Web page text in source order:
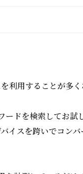
利用することが多く
ードを検索してお試
イスを跨いでコン